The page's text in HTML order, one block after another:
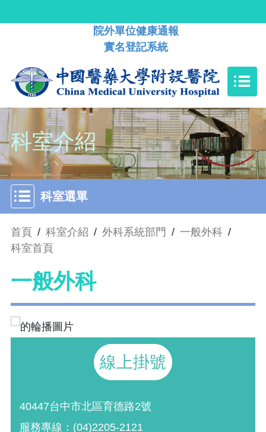
院外單位健康通報
實名登記系統
科室介紹
科室選單
首頁 / 科室介紹 / 外科系統部門 / 一般外科 /
科室首頁
一般外科
線上掛號
40447台中市北區育德路2號
服務專線：(04)2205-2121